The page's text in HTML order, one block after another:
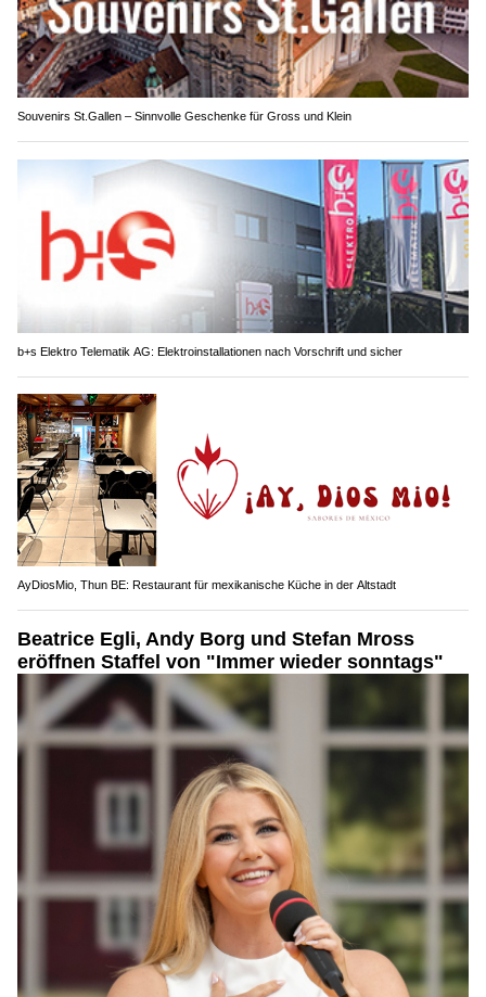
Souvenirs St.Gallen – Sinnvolle Geschenke für Gross und Klein
b+s Elektro Telematik AG: Elektroinstallationen nach Vorschrift und sicher
AyDiosMio, Thun BE: Restaurant für mexikanische Küche in der Altstadt
Beatrice Egli, Andy Borg und Stefan Mross
eröffnen Staffel von "Immer wieder sonntags"